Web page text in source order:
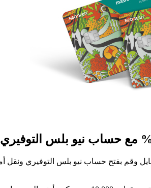
وقم بفتح حساب نيو بلس التوفيري ونقل